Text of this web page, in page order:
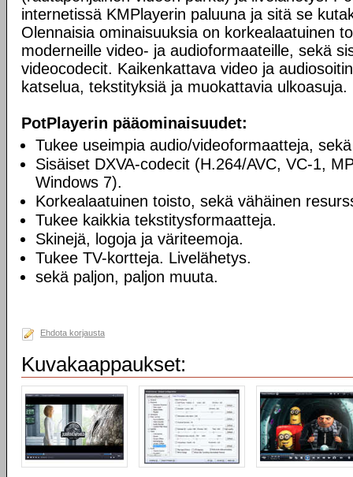
internetissä KMPlayerin paluuna ja sitä se
Olennaisia ominaisuuksia on korkealaatuinen
moderneille video- ja audioformaateille, sekä
videocodecit. Kaikenkattava video ja
katselua, tekstityksiä ja muokattavia ulkoasuja.
PotPlayerin pääominaisuudet:
Tukee useimpia audio/videoformaatteja,
Sisäiset DXVA-codecit (H.264/AVC, VC-1,
Windows 7).
Korkealaatuinen toisto, sekä vähäinen
Tukee kaikkia tekstitysformaatteja.
Skinejä, logoja ja väriteemoja.
Tukee TV-kortteja. Livelähetys.
sekä paljon, paljon muuta.
Ehdota korjausta
Kuvakaappaukset: